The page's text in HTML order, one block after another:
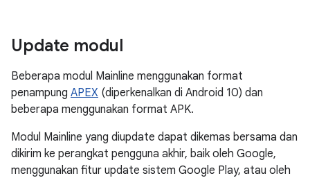
Update modul
Beberapa modul Mainline menggunakan format
penampung APEX (diperkenalkan di Android 10) dan
beberapa menggunakan format APK.
Modul Mainline yang diupdate dapat dikemas bersama dan
dikirim ke perangkat pengguna akhir, baik oleh Google,
menggunakan fitur update sistem Google Play, atau oleh